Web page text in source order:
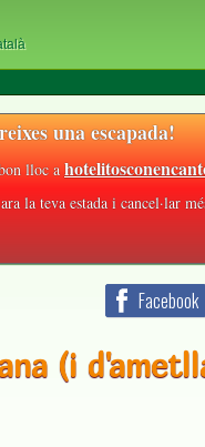
una escapada!
lloc a
la teva estada i cancel·lar
Facebook
(i